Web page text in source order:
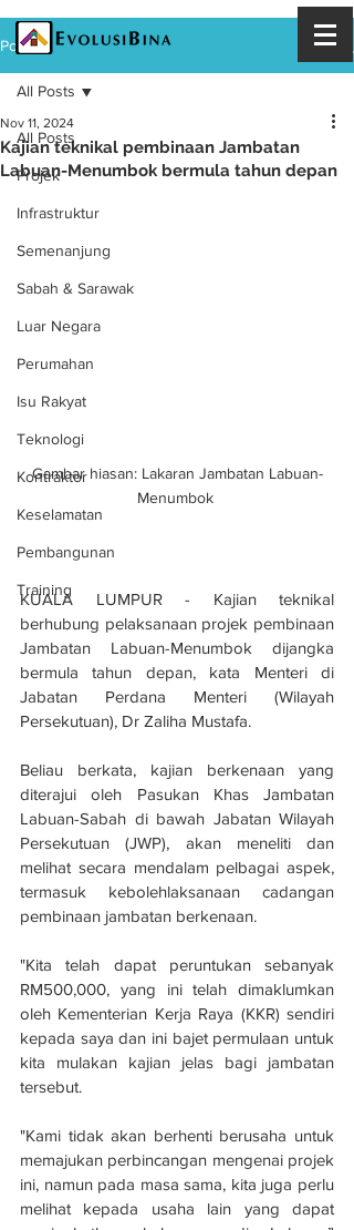
Post
All Posts
Projek
Infrastruktur
Semenanjung
Sabah & Sarawak
Luar Negara
Perumahan
Isu Rakyat
Teknologi
Kontraktor
Keselamatan
Pembangunan
Training
All Posts
Kajian teknikal pembinaan Jambatan
Labuan-Menumbok bermula tahun depan
Nov 11, 2024
Gambar hiasan: Lakaran Jambatan Labuan-
Menumbok
KUALA LUMPUR - Kajian teknikal
berhubung pelaksanaan projek pembinaan
Jambatan Labuan-Menumbok dijangka
bermula tahun depan, kata Menteri di
Jabatan Perdana Menteri (Wilayah
Persekutuan), Dr Zaliha Mustafa.
Beliau berkata, kajian berkenaan yang
diterajui oleh Pasukan Khas Jambatan
Labuan-Sabah di bawah Jabatan Wilayah
Persekutuan (JWP), akan meneliti dan
melihat secara mendalam pelbagai aspek,
termasuk kebolehlaksanaan cadangan
pembinaan jambatan berkenaan.
"Kita telah dapat peruntukan sebanyak
RM500,000, yang ini telah dimaklumkan
oleh Kementerian Kerja Raya (KKR) sendiri
kepada saya dan ini bajet permulaan untuk
kita mulakan kajian jelas bagi jambatan
tersebut.
"Kami tidak akan berhenti berusaha untuk
memajukan perbincangan mengenai projek
ini, namun pada masa sama, kita juga perlu
melihat kepada usaha lain yang dapat